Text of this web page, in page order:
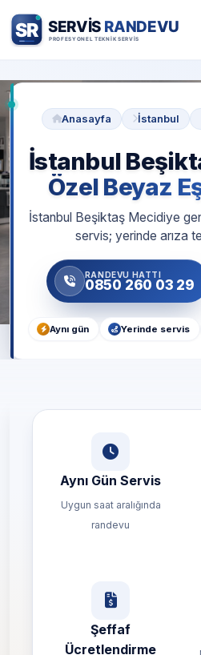
Anasayfa İstanbul
İstanbul
Özel Beyaz
İstanbul Beşiktaş Mecidiye
servis; yerinde arıza
RANDEVU HATTI
0850 260 03 29
Aynı gün Yerinde servis
Aynı Gün Servis
Uygun saat aralığında
randevu
Şeffaf
Ücretlendirme